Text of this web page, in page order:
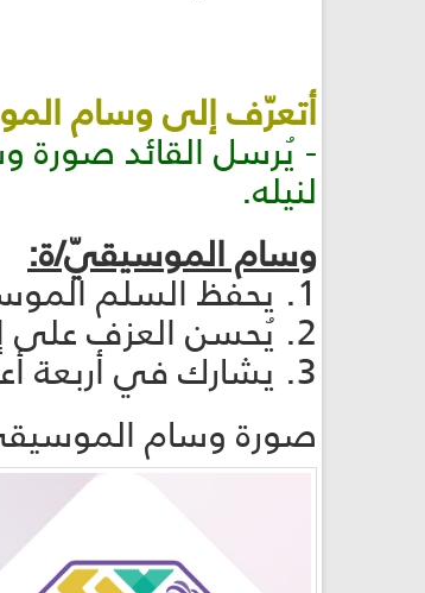
أتعرّف إلى وسام
- يُرسل القائد صورة
لنيله.
وسام الموسيقيّ/ة:
1. يحفظ السلم الموسيقي.
2. يُحسن العزف على إحدى الآلات الموسيقيّة.
3. يشارك في أربعة أعمال موسيقيّة.
صورة وسام